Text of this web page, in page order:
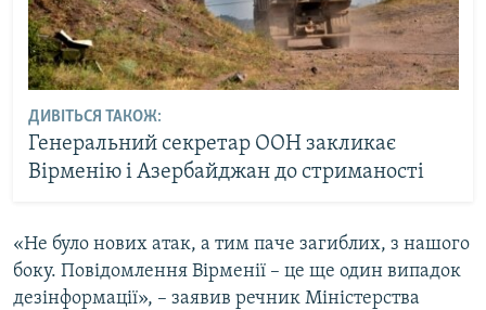
ДИВІТЬСЯ ТАКОЖ:
Генеральний секретар ООН закликає
Вірменію і Азербайджан до стриманості
«Не було нових атак, а тим паче загиблих, з нашого
боку. Повідомлення Вірменії – це ще один випадок
дезінформації», – заявив речник Міністерства